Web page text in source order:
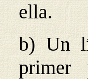
ella.
b) Un
primer